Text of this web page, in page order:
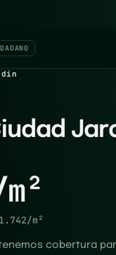
m²
cobertura